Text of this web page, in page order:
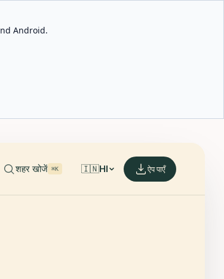
Android.
शहर खोजें ⌘K 🇮🇳HI ऐप पाएँ